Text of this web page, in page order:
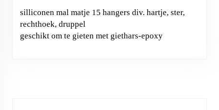
silliconen mal matje 15 hangers div. hartje, ster,
rechthoek, druppel
geschikt om te gieten met giethars-epoxy